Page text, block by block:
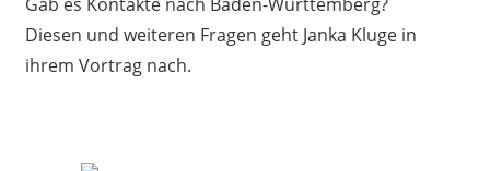
Diesen und weiteren Fragen geht Janka Kluge in
ihrem Vortrag nach.